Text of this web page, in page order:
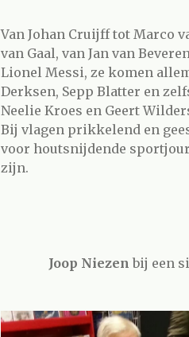
Van Johan Cruijff tot Marco
van Gaal, van Jan van
Lionel Messi, ze komen
Derksen, Sepp Blatter en
Neelie Kroes en Geert
Bij vlagen prikkelend en
voor houtsnijdende
zijn.
Joop Niezen bij een